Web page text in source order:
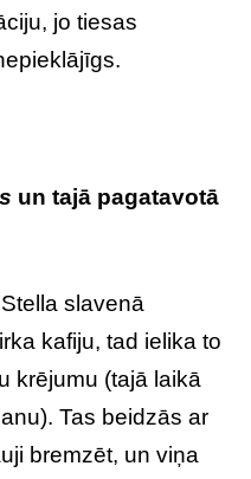
jo tiesas
un tajā pagatavotā
slavenā
kafiju, tad ielika to
krējumu (tajā laikā
Tas beidzās ar
bremzēt, un viņa